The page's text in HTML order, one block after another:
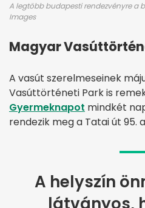
A legtöbb budapesti rendezvényre a
Images
Magyar
A vasút szerelmeseinek
Vasúttörténeti Park is
Gyermeknapot mindkét
rendezik meg a Tatai út 95.
A helyszín